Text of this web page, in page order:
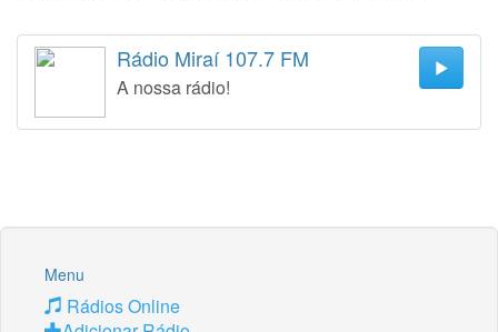
Rádio Miraí 107.7 FM
A nossa rádio!
Menu
Rádios Online